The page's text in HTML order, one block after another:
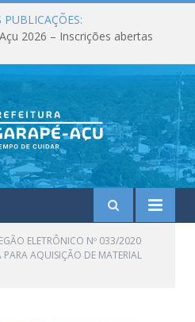
2026 – Inscrições abertas
ELETRÔNICO Nº 033/2020
AQUISIÇÃO DE MATERIAL